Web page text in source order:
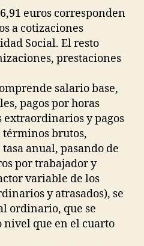
euros corresponden
a cotizaciones
Social. El resto
prestaciones
salario base,
pagos por horas
y pagos
términos brutos,
anual, pasando de
por trabajador y
variable de los
y atrasados), se
ordinario, que se
que en el cuarto